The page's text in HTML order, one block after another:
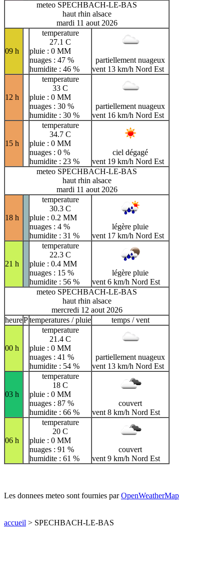
meteo SPECHBACH-LE-BAS
haut rhin alsace
mardi 11 aout 2026
09 h
temperature
27.1 C
pluie : 0 MM
nuages : 47 %
humidite : 46 %
partiellement nuageux
vent 13 km/h Nord Est
12 h
temperature
33 C
pluie : 0 MM
nuages : 30 %
humidite : 30 %
partiellement nuageux
vent 16 km/h Nord Est
15 h
temperature
34.7 C
pluie : 0 MM
nuages : 0 %
humidite : 23 %
ciel dégagé
vent 19 km/h Nord Est
meteo SPECHBACH-LE-BAS
haut rhin alsace
mardi 11 aout 2026
18 h
temperature
30.3 C
pluie : 0.2 MM
nuages : 4 %
humidite : 31 %
légère pluie
vent 17 km/h Nord Est
21 h
temperature
22.3 C
pluie : 0.4 MM
nuages : 15 %
humidite : 56 %
légère pluie
vent 6 km/h Nord Est
meteo SPECHBACH-LE-BAS
haut rhin alsace
mercredi 12 aout 2026
heurePtemperatures / pluie temps / vent
00 h
temperature
21.4 C
pluie : 0 MM
nuages : 41 %
humidite : 54 %
partiellement nuageux
vent 13 km/h Nord Est
03 h
temperature
18 C
pluie : 0 MM
nuages : 87 %
humidite : 66 %
couvert
vent 8 km/h Nord Est
06 h
temperature
20 C
pluie : 0 MM
nuages : 91 %
humidite : 61 %
couvert
vent 9 km/h Nord Est
Les donnees meteo sont fournies parOpenWeatherMap
accueil > SPECHBACH-LE-BAS